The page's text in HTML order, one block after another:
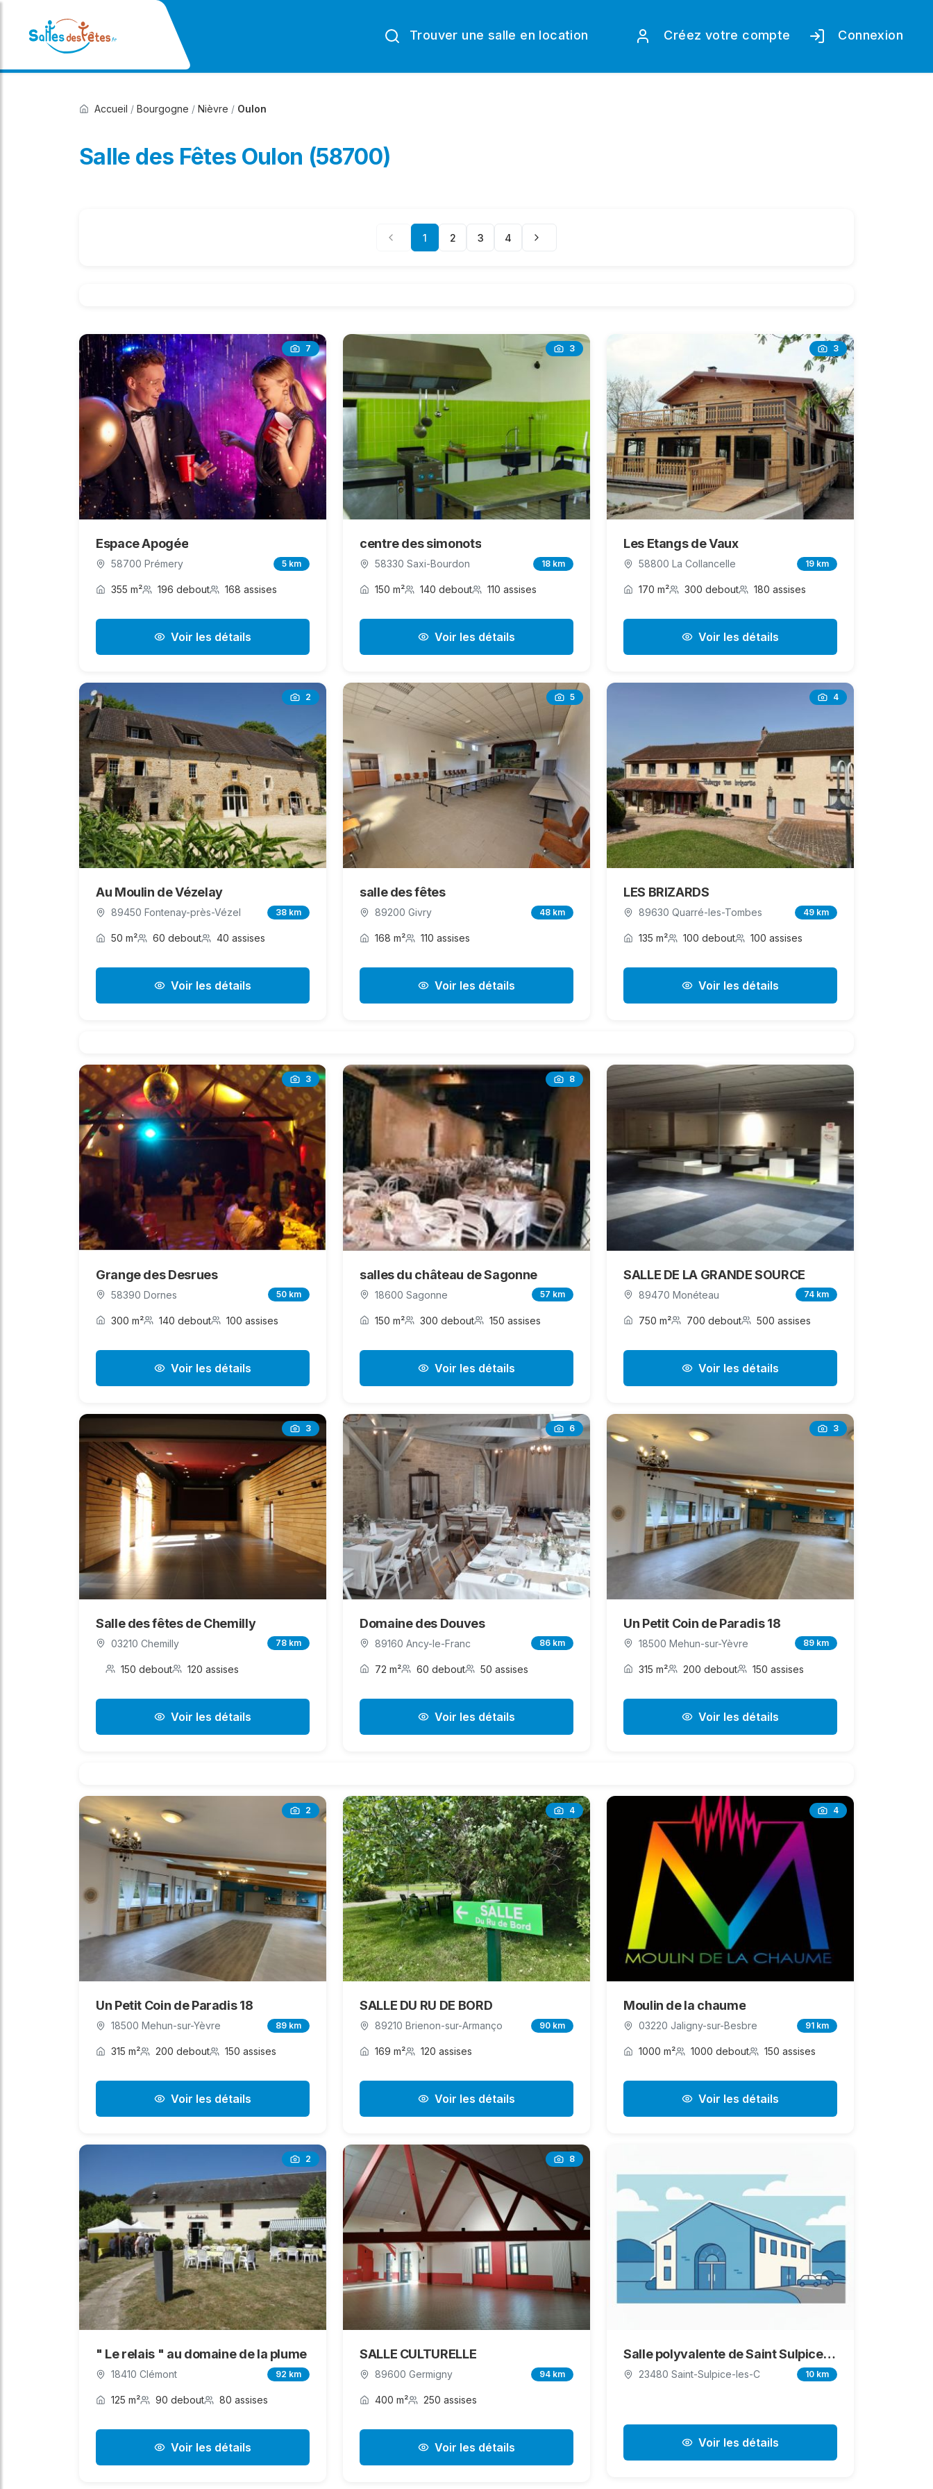
Trouver une salle en location Créez votre compte Connexion
Accueil / Bourgogne / Nièvre / Oulon
Salle des Fêtes Oulon (58700)
1 2 3 4
7
Espace Apogée
58700 Prémery 5 km
355 m² 196 debout 168 assises
Voir les détails
3
centre des simonots
58330 Saxi-Bourdon 18 km
150 m² 140 debout 110 assises
Voir les détails
3
Les Etangs de Vaux
58800 La Collancelle 19 km
170 m² 300 debout 180 assises
Voir les détails
2
Au Moulin de Vézelay
89450 Fontenay-près-Vézel 38 km
50 m² 60 debout 40 assises
Voir les détails
5
salle des fêtes
89200 Givry 48 km
168 m² 110 assises
Voir les détails
4
LES BRIZARDS
89630 Quarré-les-Tombes 49 km
135 m² 100 debout 100 assises
Voir les détails
3
Grange des Desrues
58390 Dornes 50 km
300 m² 140 debout 100 assises
Voir les détails
8
salles du château de Sagonne
18600 Sagonne 57 km
150 m² 300 debout 150 assises
Voir les détails
SALLE DE LA GRANDE SOURCE
89470 Monéteau 74 km
750 m² 700 debout 500 assises
Voir les détails
3
Salle des fêtes de Chemilly
03210 Chemilly 78 km
150 debout 120 assises
Voir les détails
6
Domaine des Douves
89160 Ancy-le-Franc 86 km
72 m² 60 debout 50 assises
Voir les détails
3
Un Petit Coin de Paradis 18
18500 Mehun-sur-Yèvre 89 km
315 m² 200 debout 150 assises
Voir les détails
2
Un Petit Coin de Paradis 18
18500 Mehun-sur-Yèvre 89 km
315 m² 200 debout 150 assises
Voir les détails
4
SALLE DU RU DE BORD
89210 Brienon-sur-Armanço 90 km
169 m² 120 assises
Voir les détails
4
Moulin de la chaume
03220 Jaligny-sur-Besbre 91 km
1000 m² 1000 debout 150 assises
Voir les détails
2
" Le relais " au domaine de la plume
18410 Clémont 92 km
125 m² 90 debout 80 assises
Voir les détails
8
SALLE CULTURELLE
89600 Germigny 94 km
400 m² 250 assises
Voir les détails
Salle polyvalente de Saint Sulpice les Champs
23480 Saint-Sulpice-les-C 10 km
Voir les détails